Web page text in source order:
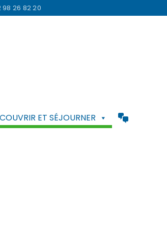
98 26 82 20
ET SÉJOURNER